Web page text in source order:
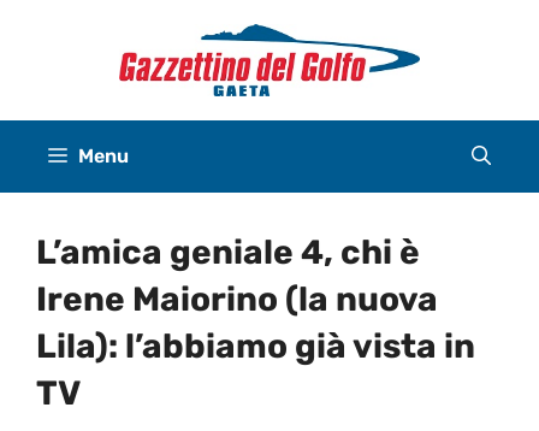
Menu
L’amica geniale 4, chi è
Irene Maiorino (la nuova
Lila): l’abbiamo già vista in
TV